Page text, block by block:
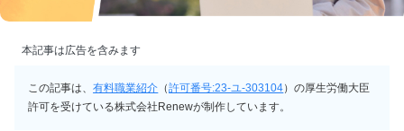
本記事は広告を含みます
この記事は、有料職業紹介 （許可番号:23-ユ-303104）の厚生労働大臣
許可を受けている株式会社Renewが制作しています。